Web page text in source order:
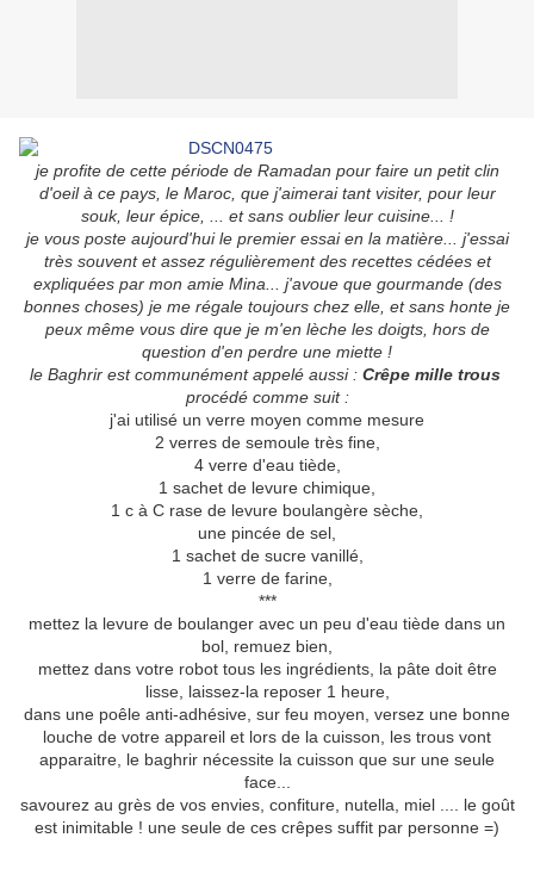
je profite de cette période de Ramadan pour faire un petit clin
d'oeil à ce pays, le Maroc, que j'aimerai tant visiter, pour leur
souk, leur épice, ... et sans oublier leur cuisine... !
je vous poste aujourd'hui le premier essai en la matière... j'essai
très souvent et assez régulièrement des recettes cédées et
expliquées par mon amie Mina... j'avoue que gourmande (des
bonnes choses) je me régale toujours chez elle, et sans honte je
peux même vous dire que je m'en lèche les doigts, hors de
question d'en perdre une miette !
le Baghrir est communément appelé aussi : Crêpe mille trous
procédé comme suit :
j'ai utilisé un verre moyen comme mesure
2 verres de semoule très fine,
4 verre d'eau tiède,
1 sachet de levure chimique,
1 c à C rase de levure boulangère sèche,
une pincée de sel,
1 sachet de sucre vanillé,
1 verre de farine,
***
mettez la levure de boulanger avec un peu d'eau tiède dans un
bol, remuez bien,
mettez dans votre robot tous les ingrédients, la pâte doit être
lisse, laissez-la reposer 1 heure,
dans une poêle anti-adhésive, sur feu moyen, versez une bonne
louche de votre appareil et lors de la cuisson, les trous vont
apparaitre, le baghrir nécessite la cuisson que sur une seule
face...
savourez au grès de vos envies, confiture, nutella, miel .... le goût
est inimitable ! une seule de ces crêpes suffit par personne =)